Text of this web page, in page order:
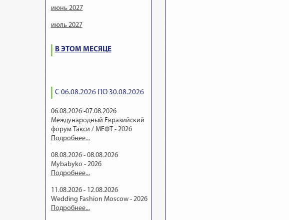
июнь 2027
июль 2027
В ЭТОМ МЕСЯЦЕ
С 06.08.2026 ПО 30.08.2026
06.08.2026 -07.08.2026
Международный Евразийский
форум Такси / МЕФТ - 2026
Подробнее...
08.08.2026 - 08.08.2026
Mybabyko - 2026
Подробнее...
11.08.2026 - 12.08.2026
Wedding Fashion Moscow - 2026
Подробнее...